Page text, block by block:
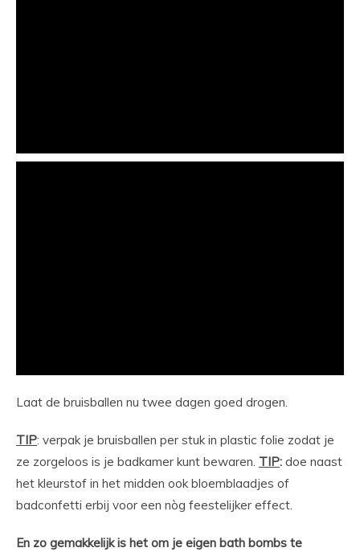
Laat de bruisballen nu twee dagen goed drogen.
TIP: verpak je bruisballen per stuk in plastic folie zodat je
ze zorgeloos is je badkamer kunt bewaren. TIP: doe naast
het kleurstof in het midden ook bloemblaadjes of
badconfetti erbij voor een nòg feestelijker effect.
En zo gemakkelijk is het om je eigen bath bombs te